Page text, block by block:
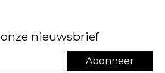
nieuwsbrief
Abonneer